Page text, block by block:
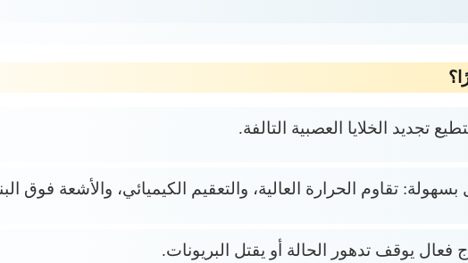
تجديد الخلايا العصبية التالفة.
بسهولة: تقاوم الحرارة العالية، والتعقيم الكيميائي، والأشعة فوق
فعال يوقف تدهور الحالة أو يقتل البريونات.